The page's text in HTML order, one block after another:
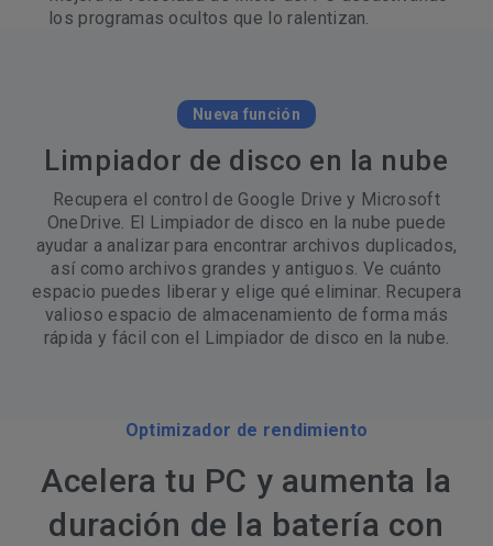
los programas ocultos que lo ralentizan.
Nueva función
Limpiador de disco en la nube
Recupera el control de Google Drive y Microsoft
OneDrive. El Limpiador de disco en la nube puede
ayudar a analizar para encontrar archivos duplicados,
así como archivos grandes y antiguos. Ve cuánto
espacio puedes liberar y elige qué eliminar. Recupera
valioso espacio de almacenamiento de forma más
rápida y fácil con el Limpiador de disco en la nube.
Optimizador de rendimiento
Acelera tu PC y aumenta la
duración de la batería con